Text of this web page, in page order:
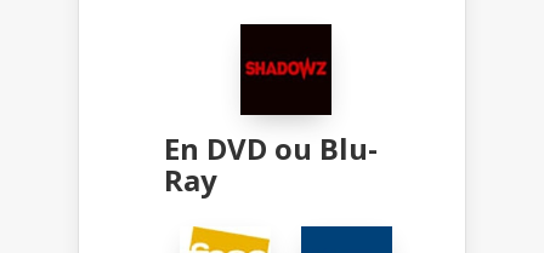
En DVD ou Blu-
Ray